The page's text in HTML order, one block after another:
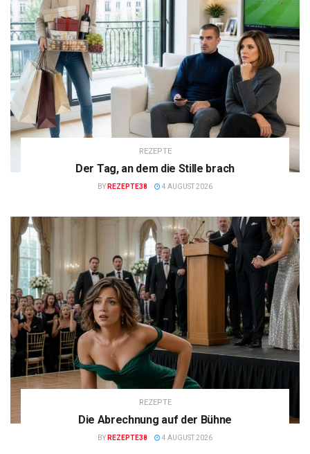
REZEPTE
Der Tag, an dem die Stille brach
BY REZEPTE38 4 AUGUST 2026
REZEPTE
Die Abrechnung auf der Bühne
BY REZEPTE38 4 AUGUST 2026